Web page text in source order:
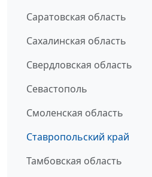
Саратовская область
Сахалинская область
Свердловская область
Севастополь
Смоленская область
Ставропольский край
Тамбовская область